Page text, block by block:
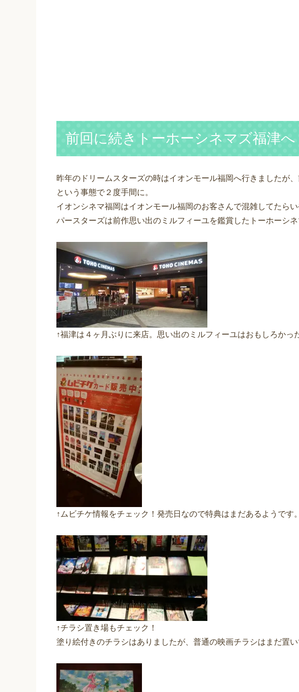
前回に続きトーホーシネマズ福津へ
昨年のドリームスターズの時はイオンモール福岡へ行きましたが
という事態で２度手間に。
イオンシネマ福岡はイオンモール福岡のお客さんで混雑してたら
パースターズは前作思い出のミルフィーユを鑑賞したトーホーシネ
↑福津は４ヶ月ぶりに来店。思い出のミルフィーユはおもしろかっ
↑ムビチケ情報をチェック！発売日なので特典はまだあるようです。
↑チラシ置き場もチェック！
塗り絵付きのチラシはありましたが、普通の映画チラシはまだ置い